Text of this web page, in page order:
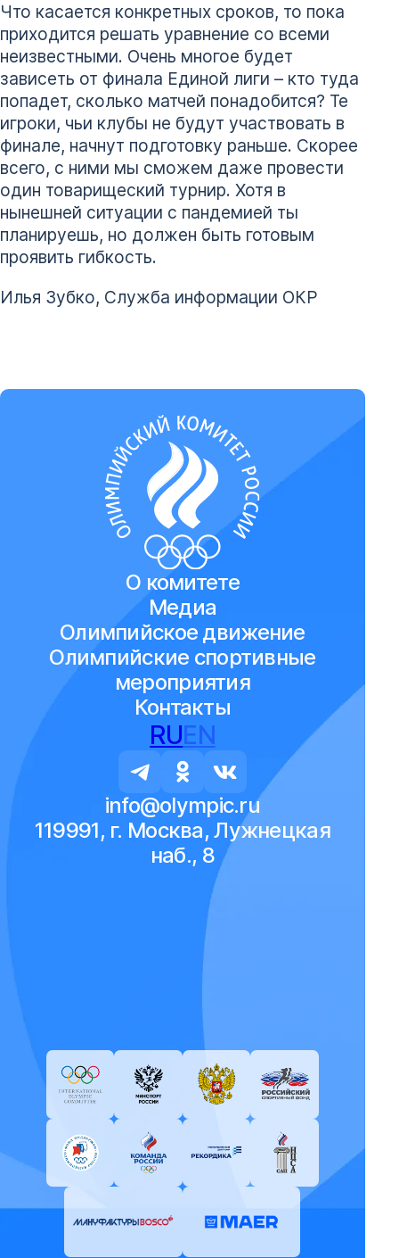
Что касается конкретных сроков, то пока
приходится решать уравнение со всеми
неизвестными. Очень многое будет
зависеть от финала Единой лиги – кто туда
попадет, сколько матчей понадобится? Те
игроки, чьи клубы не будут участвовать в
финале, начнут подготовку раньше. Скорее
всего, с ними мы сможем даже провести
один товарищеский турнир. Хотя в
нынешней ситуации с пандемией ты
планируешь, но должен быть готовым
проявить гибкость.
Илья Зубко, Служба информации ОКР
О комитете
Медиа
Олимпийское движение
Олимпийские спортивные
мероприятия
Контакты
RUEN
info@olympic.ru
119991, г. Москва, Лужнецкая
наб., 8